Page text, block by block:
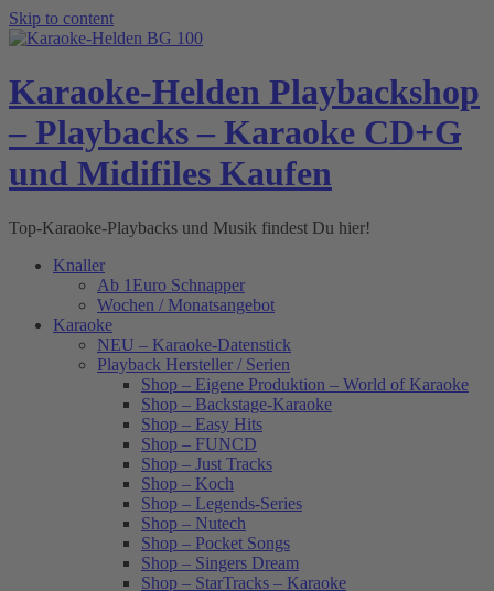
Skip to content
Karaoke-Helden Playbackshop
– Playbacks – Karaoke CD+G
und Midifiles Kaufen
Top-Karaoke-Playbacks und Musik findest Du hier!
Knaller
Ab 1Euro Schnapper
Wochen / Monatsangebot
Karaoke
NEU – Karaoke-Datenstick
Playback Hersteller / Serien
Shop – Eigene Produktion – World of Karaoke
Shop – Backstage-Karaoke
Shop – Easy Hits
Shop – FUNCD
Shop – Just Tracks
Shop – Koch
Shop – Legends-Series
Shop – Nutech
Shop – Pocket Songs
Shop – Singers Dream
Shop – StarTracks – Karaoke